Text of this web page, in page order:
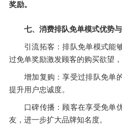
奖励。
七、消费排队免单模式优势
引流拓客：排队免单模式能
过免单奖励激发顾客的购买欲望，
增加复购：享受过排队免单
提升用户忠诚度。
口碑传播：顾客在享受免单
友，进一步扩大品牌知名度。